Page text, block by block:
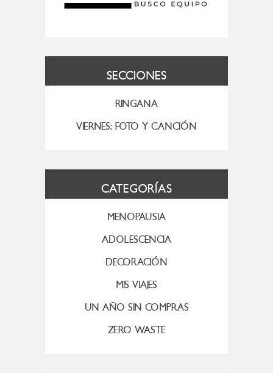
SECCIONES
RINGANA
VIERNES: FOTO Y CANCIÓN
CATEGORÍAS
MENOPAUSIA
ADOLESCENCIA
DECORACIÓN
MIS VIAJES
UN AÑO SIN COMPRAS
ZERO WASTE